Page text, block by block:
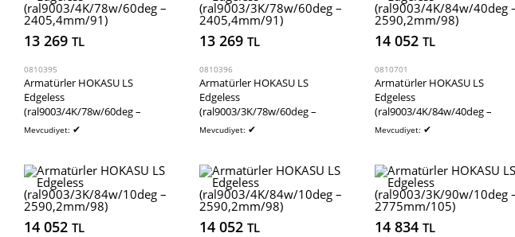
13 269 TL
0810395
Armatürler HOKASU LS
Edgeless
(ral9003/4K/78w/60deg –
2405,4mm/91)
Mevcudiyet: ✔
13 269 TL
0810396
Armatürler HOKASU LS
Edgeless
(ral9003/3K/78w/60deg –
2405,4mm/91)
Mevcudiyet: ✔
14 052 TL
0810701
Armatürler HOKASU LS
Edgeless
(ral9003/4K/84w/40deg –
2590,2mm/98)
Mevcudiyet: ✔
14 052 TL 14 052 TL 14 834 TL